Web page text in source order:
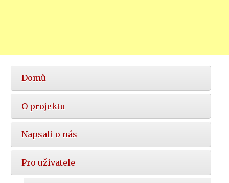
Hlavní
nabídka
Domů
O projektu
Napsali o nás
Pro uživatele